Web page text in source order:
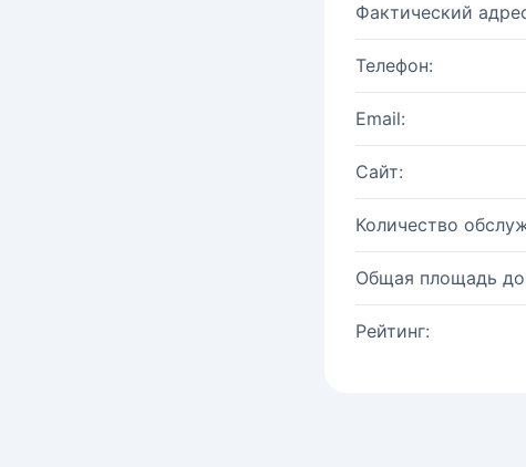
Фактический
Телефон:
Email:
Сайт:
Количество
Общая площадь
Рейтинг: